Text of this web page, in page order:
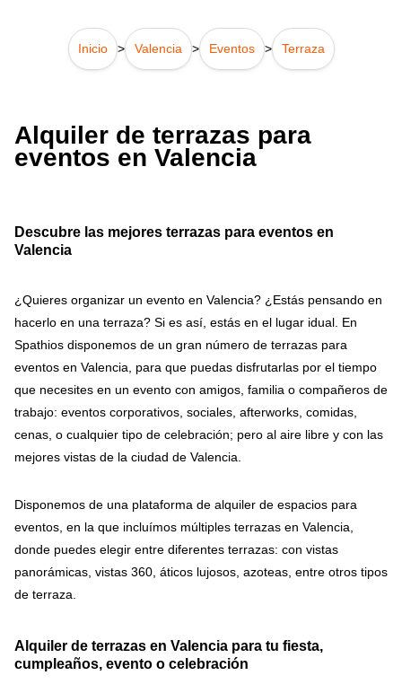
Inicio > Valencia > Eventos > Terraza
Alquiler de terrazas para
eventos en Valencia
Descubre las mejores terrazas para eventos en
Valencia
¿Quieres organizar un evento en Valencia? ¿Estás pensando en
hacerlo en una terraza? Si es así, estás en el lugar idual. En
Spathios disponemos de un gran número de terrazas para
eventos en Valencia, para que puedas disfrutarlas por el tiempo
que necesites en un evento con amigos, familia o compañeros de
trabajo: eventos corporativos, sociales, afterworks, comidas,
cenas, o cualquier tipo de celebración; pero al aire libre y con las
mejores vistas de la ciudad de Valencia.
Disponemos de una plataforma de alquiler de espacios para
eventos, en la que incluímos múltiples terrazas en Valencia,
donde puedes elegir entre diferentes terrazas: con vistas
panorámicas, vistas 360, áticos lujosos, azoteas, entre otros tipos
de terraza.
Alquiler de terrazas en Valencia para tu fiesta,
cumpleaños, evento o celebración